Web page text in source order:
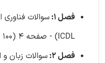
فصل 1:
سوالات
ICDL) - صفحه 4 (100 سوال)
فصل 2:
سوالات زبان